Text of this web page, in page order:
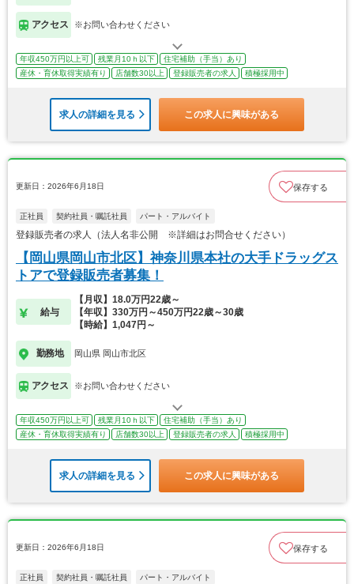
アクセス ※お問い合わせください
年収450万円以上可 残業月10ｈ以下
住宅補助（手当）あり
産休・育休取得実績有り
店舗数30以上 登録販売者の求人 積極採用中
求人の詳細を見る この求人に興味がある
更新日：2026年6月18日 保存する
正社員 契約社員・嘱託社員 パート・アルバイト
登録販売者の求人（法人名非公開 ※詳細はお問合せください）
【岡山県岡山市北区】神奈川県本社の大手ドラッグス
トアで登録販売者募集！
給与
【月収】18.0万円22歳～
【年収】330万円～450万円22歳～30歳
【時給】1,047円～
勤務地 岡山県 岡山市北区
アクセス ※お問い合わせください
年収450万円以上可 残業月10ｈ以下
住宅補助（手当）あり
産休・育休取得実績有り
店舗数30以上 登録販売者の求人 積極採用中
求人の詳細を見る この求人に興味がある
更新日：2026年6月18日 保存する
正社員 契約社員・嘱託社員 パート・アルバイト